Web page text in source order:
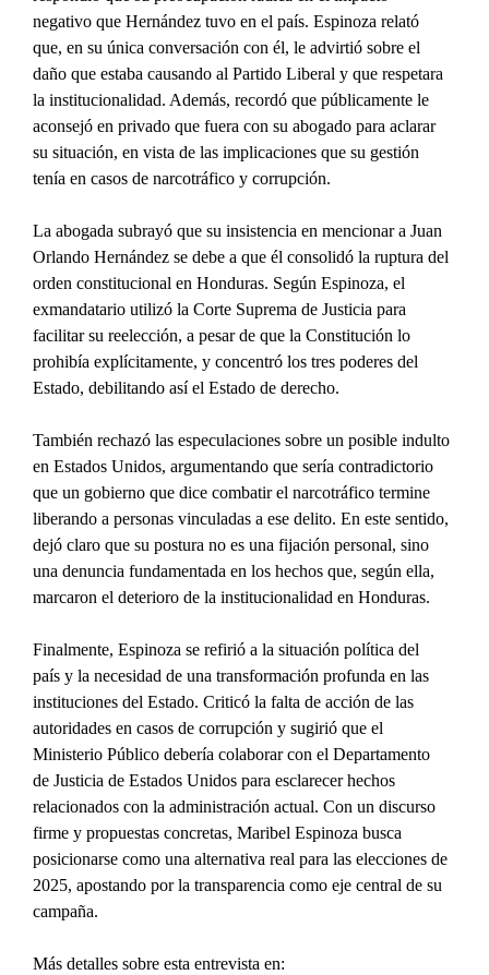
negativo que Hernández tuvo en el país. Espinoza relató
que, en su única conversación con él, le advirtió sobre el
daño que estaba causando al Partido Liberal y que respetara
la institucionalidad. Además, recordó que públicamente le
aconsejó en privado que fuera con su abogado para aclarar
su situación, en vista de las implicaciones que su gestión
tenía en casos de narcotráfico y corrupción.
La abogada subrayó que su insistencia en mencionar a Juan
Orlando Hernández se debe a que él consolidó la ruptura del
orden constitucional en Honduras. Según Espinoza, el
exmandatario utilizó la Corte Suprema de Justicia para
facilitar su reelección, a pesar de que la Constitución lo
prohibía explícitamente, y concentró los tres poderes del
Estado, debilitando así el Estado de derecho.
También rechazó las especulaciones sobre un posible indulto
en Estados Unidos, argumentando que sería contradictorio
que un gobierno que dice combatir el narcotráfico termine
liberando a personas vinculadas a ese delito. En este sentido,
dejó claro que su postura no es una fijación personal, sino
una denuncia fundamentada en los hechos que, según ella,
marcaron el deterioro de la institucionalidad en Honduras.
Finalmente, Espinoza se refirió a la situación política del
país y la necesidad de una transformación profunda en las
instituciones del Estado. Criticó la falta de acción de las
autoridades en casos de corrupción y sugirió que el
Ministerio Público debería colaborar con el Departamento
de Justicia de Estados Unidos para esclarecer hechos
relacionados con la administración actual. Con un discurso
firme y propuestas concretas, Maribel Espinoza busca
posicionarse como una alternativa real para las elecciones de
2025, apostando por la transparencia como eje central de su
campaña.
Más detalles sobre esta entrevista en: